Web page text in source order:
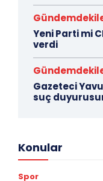
Yeni Parti mi
verdi
Gazeteci
suç
Konular
Spor